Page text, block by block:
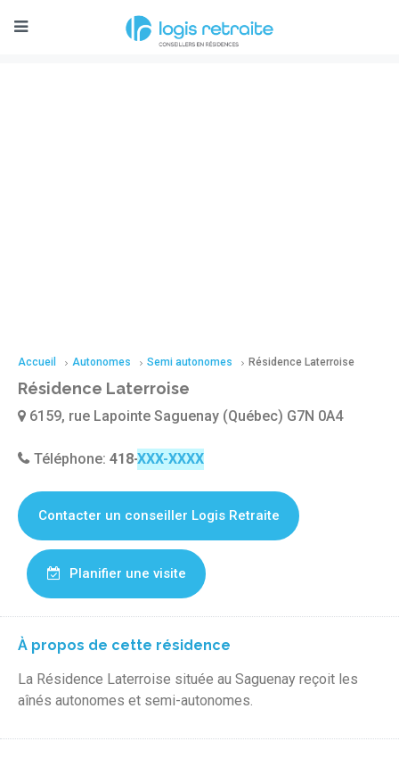
Accueil Autonomes Semi autonomes Résidence Laterroise
Résidence Laterroise
6159, rue Lapointe Saguenay (Québec) G7N 0A4
Téléphone: 418-678-2009
Contacter un conseiller Logis Retraite
Planifier une visite
À propos de cette résidence
La Résidence Laterroise située au Saguenay reçoit les
aînés autonomes et semi-autonomes.